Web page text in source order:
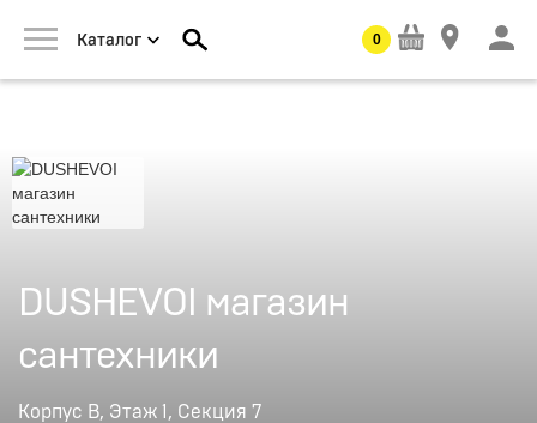
Каталог 0
DUSHEVOI магазин
сантехники
Корпус В, Этаж 1, Секция 7